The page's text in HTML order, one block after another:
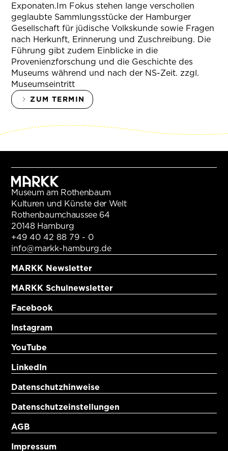
Exponaten.Im Fokus stehen lange verschollen
geglaubte Sammlungsstücke der Hamburger
Gesellschaft für jüdische Volkskunde sowie Fragen
nach Herkunft, Erinnerung und Zuschreibung. Die
Führung gibt zudem Einblicke in die
Provenienzforschung und die Geschichte des
Museums während und nach der NS-Zeit. zzgl.
Museumseintritt
ZUM TERMIN
Museum am Rothenbaum
Kulturen und Künste der Welt
Rothenbaumchaussee 64
20148 Hamburg
+49 40 42 88 79 - 0
info@markk-hamburg.de
MARKK Newsletter
MARKK Schulnewsletter
Facebook
Instagram
YouTube
LinkedIn
Datenschutzhinweise
Datenschutzeinstellungen
AGB
Impressum